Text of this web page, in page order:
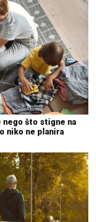
nego što stigne na
niko ne planira